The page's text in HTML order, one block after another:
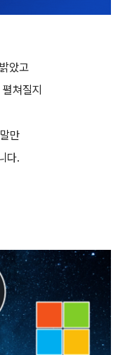
았고
쳐질지
만
다.